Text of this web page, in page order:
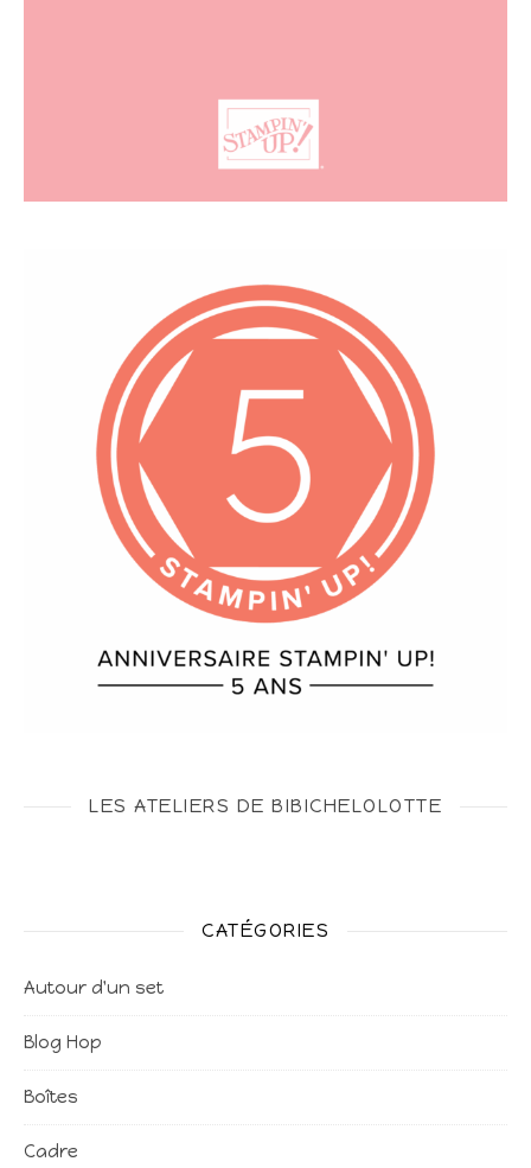
LES ATELIERS DE BIBICHELOLOTTE
CATÉGORIES
Autour d'un set
Blog Hop
Boîtes
Cadre